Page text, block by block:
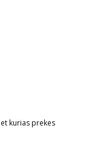
kurias prekes